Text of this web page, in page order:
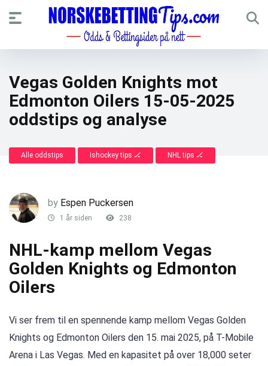
Vegas Golden Knights mot
Edmonton Oilers 15-05-2025
oddstips og analyse
Alle oddstips Ishockey tips 🏒 NHL tips 🏒
by Espen Puckersen
1 år siden 238
NHL-kamp mellom Vegas
Golden Knights og Edmonton
Oilers
Vi ser frem til en spennende kamp mellom Vegas Golden
Knights og Edmonton Oilers den 15. mai 2025, på T-Mobile
Arena i Las Vegas. Med en kapasitet på over 18,000 seter